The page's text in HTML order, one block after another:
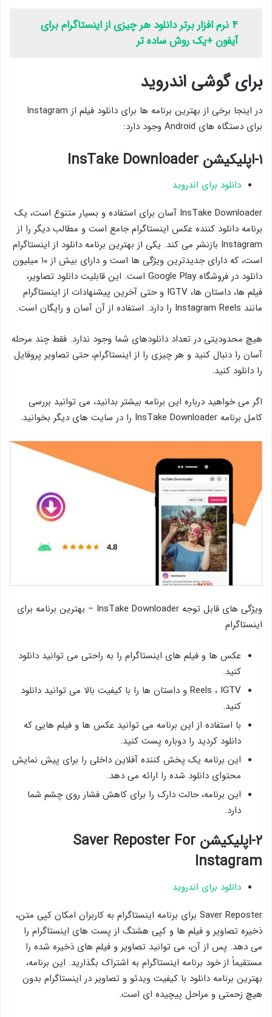
۴ نرم افزار برتر دانلود هر چیزی از اینستاگرام برای
آیفون +یک روش ساده تر
برای گوشی اندروید
در اینجا برخی از بهترین برنامه ها برای دانلود فیلم از Instagram
برای دستگاه های Android وجود دارد:
۱-اپلیکیشن InsTake Downloader
دانلود برای اندروید
InsTake Downloader آسان برای استفاده و بسیار متنوع است، یک
برنامه دانلود کننده عکس اینستاگرام جامع است و مطالب دیگر را از
Instagram بازنشر می کند. یکی از بهترین برنامه دانلود از اینستاگرام
است، که دارای جدیدترین ویژگی ها است و دارای بیش از ۱۰ میلیون
دانلود در فروشگاه Google Play است. این قابلیت دانلود تصاویر،
فیلم ها، داستان ها، IGTV و حتی آخرین پیشنهادات از اینستاگرام
مانند Instagram Reels را دارد. استفاده از آن آسان و رایگان است.
هیچ محدودیتی در تعداد دانلودهای شما وجود ندارد. فقط چند مرحله
آسان را دنبال کنید و هر چیزی را از اینستاگرام، حتی تصاویر پروفایل
را دانلود کنید.
اگر می خواهید درباره این برنامه بیشتر بدانید، می توانید بررسی
کامل برنامه InsTake Downloader را در سایت های دیگر بخوانید.
ویژگی های قابل توجه InsTake Downloader – بهترین برنامه برای
اینستاگرام
عکس ها و فیلم های اینستاگرام را به راحتی می توانید دانلود
کنید.
Reels ، IGTV و داستان ها را با کیفیت بالا می توانید دانلود
کنید.
با استفاده از این برنامه می توانید عکس ها و فیلم هایی که
دانلود کردید را دوباره پست کنید.
این برنامه یک پخش کننده آفلاین داخلی را برای پیش نمایش
محتوای دانلود شده را ارائه می دهد.
این برنامه، حالت دارک را برای کاهش فشار روی چشم شما
دارد.
۲-اپلیکیشن Saver Reposter For
Instagram
دانلود برای اندروید
Saver Reposter برای برنامه اینستاگرام به کاربران امکان کپی متن،
ذخیره تصاویر و فیلم ها و کپی هشتگ از پست های اینستاگرام را
می دهد. پس از آن، می توانید تصاویر و فیلم های ذخیره شده را
مستقیماً از خود برنامه اینستاگرام به اشتراک بگذارید. این برنامه،
بهترین برنامه دانلود با کیفیت ویدئو و تصاویر در اینستاگرام بدون
هیچ زحمتی و مراحل پیچیده ای است.